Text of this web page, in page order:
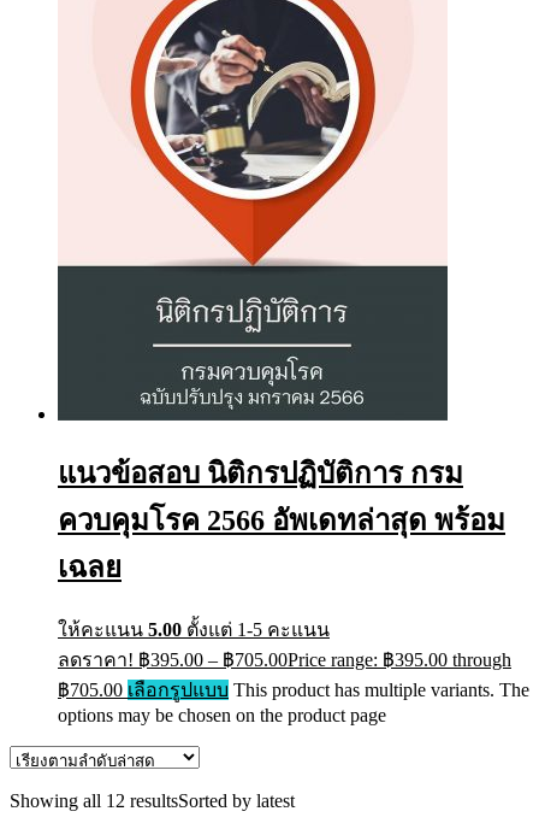
แนวข้อสอบ นิติกรปฏิบัติการ กรม
ควบคุมโรค 2566 อัพเดทล่าสุด พร้อม
เฉลย
ให้คะแนน 5.00 ตั้งแต่ 1-5 คะแนน
ลดราคา! ฿395.00 – ฿705.00Price range: ฿395.00 through
฿705.00 เลือกรูปแบบ This product has multiple variants. The
options may be chosen on the product page
Showing all 12 resultsSorted by latest